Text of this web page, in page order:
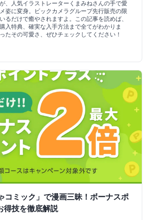
、人気イラストレーターくまみねさんの手で愛
姿に変身。ビックカメラグループ先行販売の限
るだけで癒やされますよ。この記事を読めば、
入特典、確実な入手方法まで全てがわかりま
たその可愛さ、ぜひチェックしてください！
コミック」で漫画三昧！ボーナスポ
得技を徹底解説